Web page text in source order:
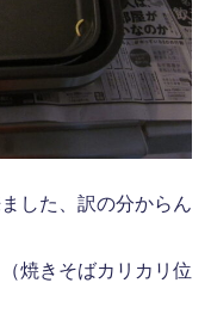
した、訳の分からん
焼きそばカリカリ位